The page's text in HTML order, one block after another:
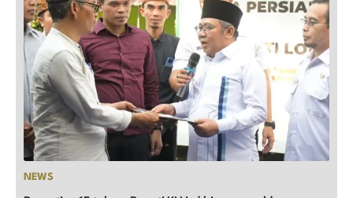
NEWS